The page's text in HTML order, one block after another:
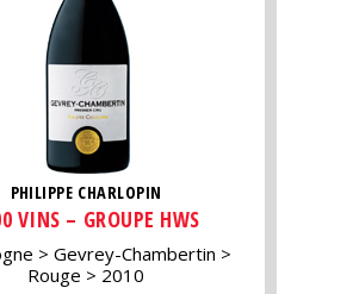
PHILIPPE CHARLOPIN
VINS – GROUPE HWS
Gevrey-Chambertin
Rouge
2010